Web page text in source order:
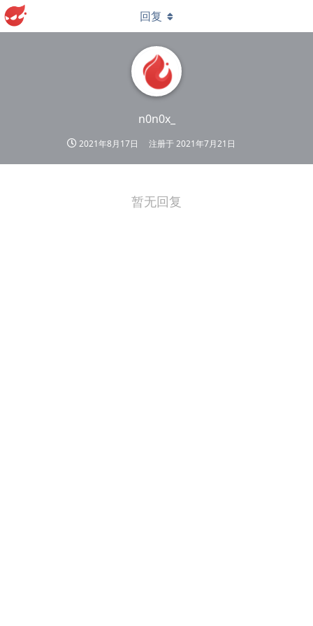
n0n0x_
2021年8月17日 注册于2021年7月21日
回复
暂无回复